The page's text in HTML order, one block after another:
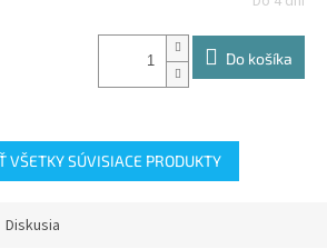
Do košíka
VŠETKY SÚVISIACE PRODUKTY
Diskusia